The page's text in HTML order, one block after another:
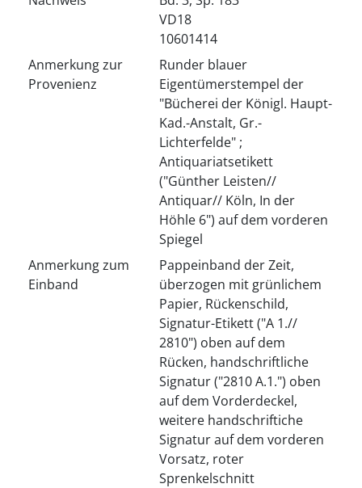
VD18
10601414
Anmerkung zur
Provenienz
Runder blauer
Eigentümerstempel der
"Bücherei der Königl. Haupt-
Kad.-Anstalt, Gr.-
Lichterfelde" ;
Antiquariatsetikett
("Günther Leisten//
Antiquar// Köln, In der
Höhle 6") auf dem vorderen
Spiegel
Anmerkung zum
Einband
Pappeinband der Zeit,
überzogen mit grünlichem
Papier, Rückenschild,
Signatur-Etikett ("A 1.//
2810") oben auf dem
Rücken, handschriftliche
Signatur ("2810 A.1.") oben
auf dem Vorderdeckel,
weitere handschriftiche
Signatur auf dem vorderen
Vorsatz, roter
Sprenkelschnitt